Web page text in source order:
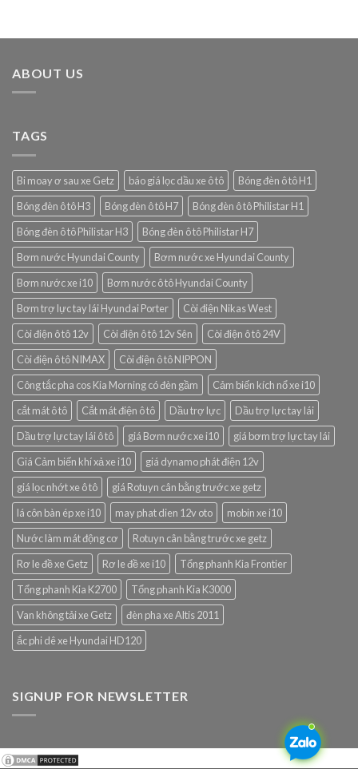
ABOUT US
TAGS
Bi moay ơ sau xe Getz báo giá lọc dầu xe ô tô
Bóng đèn ô tô H1
Bóng đèn ô tô H3
Bóng đèn ô tô H7
Bóng đèn ô tô Philistar H1
Bóng đèn ô tô Philistar H3
Bóng đèn ô tô Philistar H7
Bơm nước Hyundai County
Bơm nước xe Hyundai County
Bơm nước xe i10
Bơm nước ô tô Hyundai County
Bơm trợ lực tay lái Hyundai Porter
Còi điện Nikas West
Còi điện ô tô 12v
Còi điện ô tô 12v Sên
Còi điện ô tô 24V
Còi điện ô tô NIMAX
Còi điện ô tô NIPPON
Công tắc pha cos Kia Morning có đèn gầm
Cảm biến kích nổ xe i10
cắt mát ô tô
Cắt mát điện ô tô Dầu trợ lực
Dầu trợ lực tay lái
Dầu trợ lực tay lái ô tô
giá Bơm nước xe i10
giá bơm trợ lực tay lái
Giá Cảm biến khí xả xe i10
giá dynamo phát điện 12v
giá lọc nhớt xe ô tô
giá Rotuyn cân bằng trước xe getz
lá côn bàn ép xe i10
may phat dien 12v oto
mobin xe i10
Nước làm mát động cơ
Rotuyn cân bằng trước xe getz
Rơ le đề xe Getz
Rơ le đề xe i10
Tổng phanh Kia Frontier
Tổng phanh Kia K2700
Tổng phanh Kia K3000
Van không tải xe Getz
đèn pha xe Altis 2011
ắc phi dê xe Hyundai HD120
SIGNUP FOR NEWSLETTER